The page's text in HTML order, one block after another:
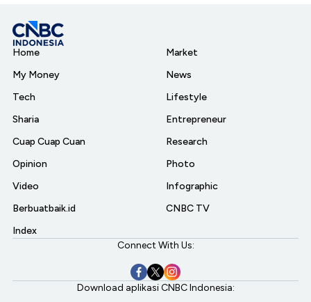
Home
My Money
Tech
Sharia
Cuap Cuap Cuan
Opinion
Video
Berbuatbaik.id
Index
Market
News
Lifestyle
Entrepreneur
Research
Photo
Infographic
CNBC TV
Connect With Us:
Download aplikasi CNBC Indonesia: